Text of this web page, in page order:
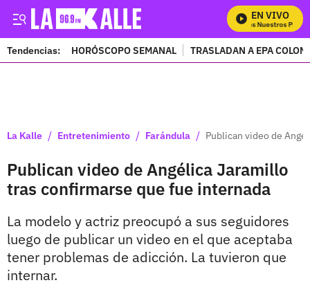
EN VIVO
Mira Todos Nuestros
Tendencias: HORÓSCOPO SEMANAL TRASLADAN A EPA
La Kalle / Entretenimiento / Farándula / Publican video de
Publican video de Angélica Jaramillo
tras confirmarse que fue internada
La modelo y actriz preocupó a sus seguidores
luego de publicar un video en el que aceptaba
tener problemas de adicción. La tuvieron que
internar.